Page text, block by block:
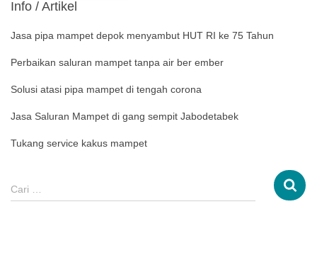
Info / Artikel
Jasa pipa mampet depok menyambut HUT RI ke 75 Tahun
Perbaikan saluran mampet tanpa air ber ember
Solusi atasi pipa mampet di tengah corona
Jasa Saluran Mampet di gang sempit Jabodetabek
Tukang service kakus mampet
Cari …